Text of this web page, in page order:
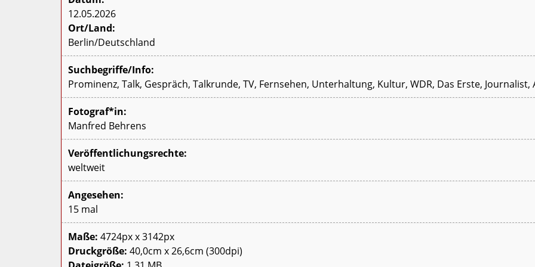
12.05.2026
Ort/Land:
Berlin/Deutschland
Suchbegriffe/Info:
Prominenz, Talk, Gespräch, Talkrunde, TV, Fernsehen, Unterhaltung, Kultur, WDR, Das Erste, Journalist,
Fotograf*in:
Manfred Behrens
Veröffentlichungsrechte:
weltweit
Angesehen:
15 mal
Maße: 4724px x 3142px
Druckgröße: 40,0cm x 26,6cm (300dpi)